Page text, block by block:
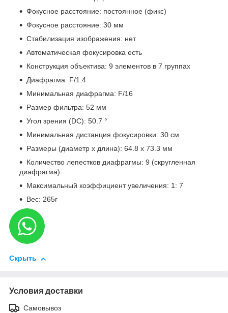
Фокусное расстояние: постоянное (фикс)
Фокусное расстояние: 30 мм
Стабилизация изображения: нет
Автоматическая фокусировка есть
Конструкция объектива: 9 элементов в 7 группах
Диафрагма: F/1.4
Минимальная диафрагма: F/16
Размер фильтра: 52 мм
Угол зрения (DC): 50.7 °
Минимальная дистанция фокусировки: 30 см
Размеры (диаметр х длина): 64.8 x 73.3 мм
Количество лепестков диафрагмы: 9 (скругленная
диафрагма)
Максимальный коэффициент увеличения: 1: 7
Вес: 265г
Скрыть
Условия доставки
Самовывоз